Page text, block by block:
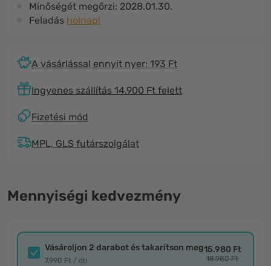
Minőségét megőrzi: 2028.01.30.
Feladás holnap!
A vásárlással ennyit nyer: 193 Ft
Ingyenes szállítás 14.900 Ft felett
Fizetési mód
MPL, GLS futárszolgálat
Mennyiségi kedvezmény
Vásároljon 2 darabot és takarítson meg
7.990 Ft / db
15.980 Ft
18.980 Ft